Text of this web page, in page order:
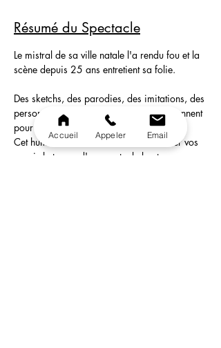
Résumé du Spectacle
Le mistral de sa ville natale l'a rendu fou et la
scène depuis 25 ans entretient sa folie.
Des sketchs, des parodies, des imitations, des
personnages connus ou non, tous en prennent
pour leurs grades!
Cet humoriste imitateur vous fera oublier vos
soucis le temps d'un spectacle haut en
Accueil Appeler Email